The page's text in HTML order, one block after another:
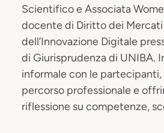
Scientifico e Associata
docente di Diritto dei Mercati
dell’Innovazione Digitale
di Giurisprudenza di UNIBA.
informale con le
percorso professionale e
riflessione su competenze,